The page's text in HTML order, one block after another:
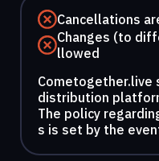
Cancellations
Changes (to
llowed
Cometogether.live
distribution
The policy
s is set by the